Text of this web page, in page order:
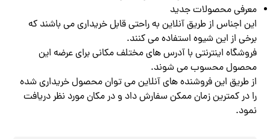
معرفی محصولات جدید
این اجناس از طریق آنلاین به راحتی قابل خریداری می باشند که
برخی از این شیوه استفاده می کنند.
فروشگاه اینترنتی با آدرس های مختلف مکانی برای عرضه این
محصول محسوب می شوند.
از طریق این فروشنده های آنلاین می توان محصول خریداری شده
را در کمترین زمان ممکن سفارش داد و در مکان مورد نظر دریافت
نمود.